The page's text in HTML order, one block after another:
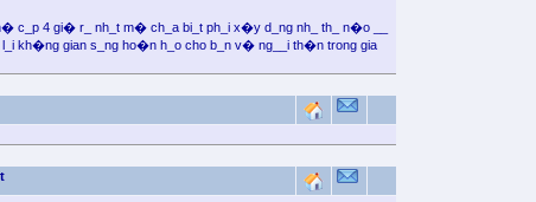
c_p 4 gi� r_ nh_t m� ch_a bi_t ph_i x�y d_ng nh_ th_ n�o __
kh�ng gian s_ng ho�n h_o cho b_n v� ng__i th�n trong gia